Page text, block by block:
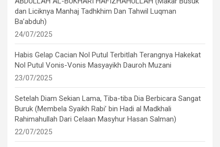
dan Liciknya Manhaj Tadhkhim Dan Tahwil Luqman
Ba’abduh)
24/07/2025
Habis Gelap Cacian Nol Putul Terbitlah Terangnya Hakekat
Nol Putul Vonis-Vonis Masyayikh Dauroh Muzani
23/07/2025
Setelah Diam Sekian Lama, Tiba-tiba Dia Berbicara Sangat
Buruk (Membela Syaikh Rabi’ bin Hadi al Madkhali
Rahimahullah Dari Celaan Masyhur Hasan Salman)
22/07/2025